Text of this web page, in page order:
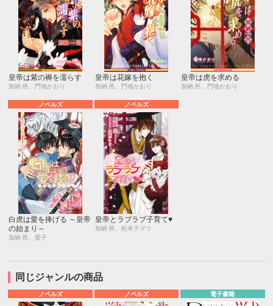
皇帝は紫の褥を濡らす
加納 邑、門地かおり
皇帝は花嫁を抱く
加納 邑、門地かおり
皇帝は虎を求める
加納 邑、門地かおり
ノベルズ
白虎は愛を捧げる ～皇帝
の始まり～
加納 邑、螢子
ノベルズ
皇帝とラブラブ子育て♥
加納 邑、松本テマリ
同じジャンルの商品
ノベルズ ノベルズ 電子書籍